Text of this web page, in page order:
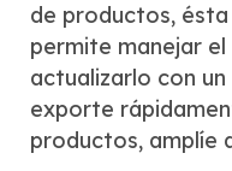
de productos,
permite manejar
actualizarlo con
exporte
productos, amplíe